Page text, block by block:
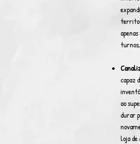
capaz
ao
durar
loja de